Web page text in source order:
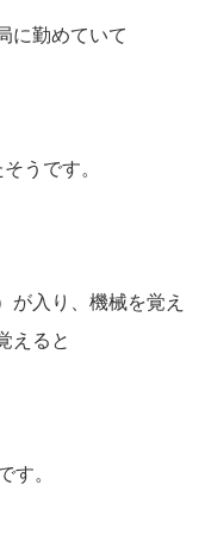
に勤めていて
うです。
が入り、機械を覚え
えると
す。